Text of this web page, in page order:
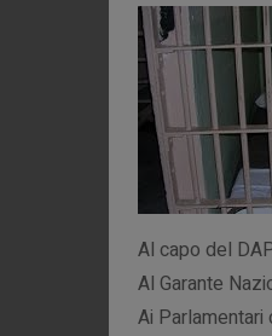
Al capo del
Al Garante
Ai